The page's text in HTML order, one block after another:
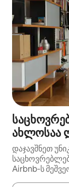
ახლოსაა
დაჯავშნეთ
Airbnb‑ს